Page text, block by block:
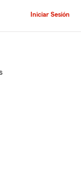
Iniciar Sesión